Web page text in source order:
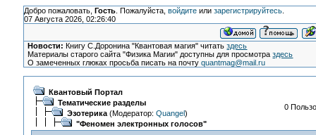
Добро пожаловать, Гость. Пожалуйста, войдитеили зарегистрируйтесь.
07 Августа 2026, 02:26:40
Новости: Книгу С.Доронина "Квантовая магия" читатьздесь
Материалы старого сайта "Физика Магии" доступны для просмотраздесь
О замеченных глюках просьба писать на почтуquantmag@mail.ru
Квантовый Портал
Тематические разделы
Эзотерика(Модератор: Quangel)
"Феномен электронных голосов"
0